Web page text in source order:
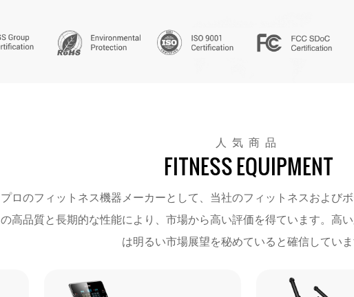
人気商品
FITNESS EQUIPMENT
プロのフィットネス機器メーカーとして、当社のフィットネスおよび
の高品質と長期的な性能により、市場から高い評価を得ています。高
は明るい市場展望を秘めていると確信していま